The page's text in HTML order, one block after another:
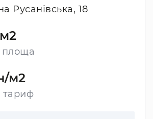
Русанівська, 18
площа
м2
тариф